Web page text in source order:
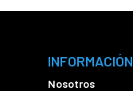
INFORMACIÓN
Nosotros